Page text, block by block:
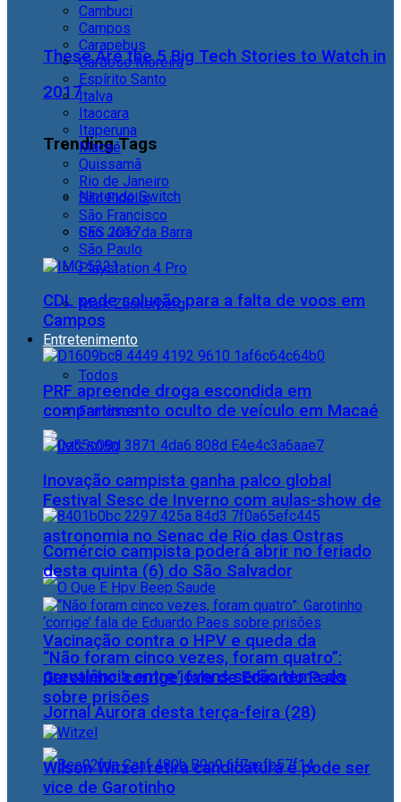
These Are the 5 Big Tech Stories to Watch in
2017
Trending Tags
Nintendo Switch
CES 2017
Playstation 4 Pro
Mark Zuckerberg
Entretenimento
Todos
Famosos
Festival Sesc de Inverno com aulas-show de
astronomia no Senac de Rio das Ostras
Vacinação contra o HPV e queda da
prevalência entre jovens serão tema do
Jornal Aurora desta terça-feira (28)
Cambuci
Campos
Carapebus
Cardoso Moreira
Espírito Santo
Italva
Itaocara
Itaperuna
Macaé
Quissamã
Rio de Janeiro
São Fidélis
São Francisco
São João da Barra
São Paulo
CDL pede solução para a falta de voos em
Campos
PRF apreende droga escondida em
compartimento oculto de veículo em Macaé
Inovação campista ganha palco global
Comércio campista poderá abrir no feriado
desta quinta (6) do São Salvador
“Não foram cinco vezes, foram quatro”:
Garotinho ‘corrige’ fala de Eduardo Paes
sobre prisões
Wilson Witzel retira candidatura e pode ser
vice de Garotinho